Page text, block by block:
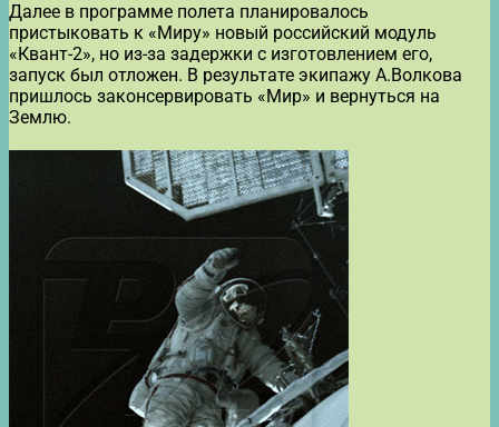
Далее в программе полета планировалось
пристыковать к «Миру» новый российский модуль
«Квант-2», но из-за задержки с изготовлением его,
запуск был отложен. В результате экипажу А.Волкова
пришлось законсервировать «Мир» и вернуться на
Землю.